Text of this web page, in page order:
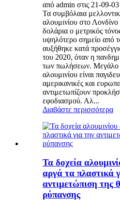
από admin στις 21-09-03
Τα συμβόλαια
αλουμινίου στο
δολάρια ο μετρικός
υψηλότερο σημείο από
αυξήθηκε κατά
του 2020, όταν η
των πωλήσεων. Μεγάλο
αλουμινίου είναι
αμερικανικές και
αντιμετωπίζουν
εφοδιασμού. Αλ...
Διαβάστε περισσότερα
Τα δοχεία
αργά τα πλαστικά
αντιμετώπιση της
ρύπανσης